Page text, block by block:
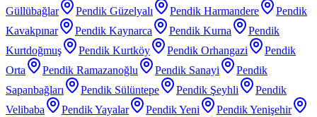
Güllübağlar
Pendik Güzelyalı Pendik Harmandere
Pendik
Kavakpınar
Pendik Kaynarca Pendik Kurna
Pendik
Kurtdoğmuş
Pendik Kurtköy Pendik Orhangazi
Pendik
Orta
Pendik Ramazanoğlu Pendik Sanayi
Pendik
Sapanbağları
Pendik Sülüntepe Pendik Şeyhli
Pendik
Velibaba
Pendik Yayalar Pendik Yeni
Pendik Yenişehir